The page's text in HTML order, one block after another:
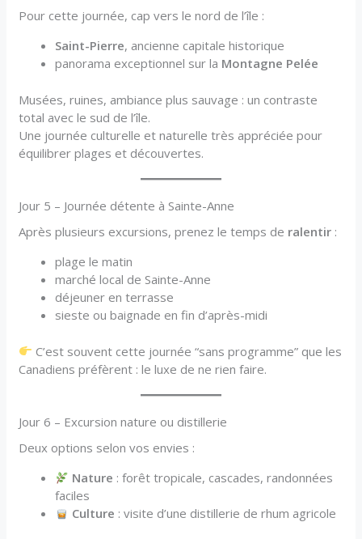
Pour cette journée, cap vers le nord de l’île :
Saint-Pierre, ancienne capitale historique
panorama exceptionnel sur la Montagne Pelée
Musées, ruines, ambiance plus sauvage : un contraste
total avec le sud de l’île.
Une journée culturelle et naturelle très appréciée pour
équilibrer plages et découvertes.
Jour 5 – Journée détente à Sainte-Anne
Après plusieurs excursions, prenez le temps de ralentir :
plage le matin
marché local de Sainte-Anne
déjeuner en terrasse
sieste ou baignade en fin d’après-midi
C’est souvent cette journée “sans programme” que les
Canadiens préfèrent : le luxe de ne rien faire.
Jour 6 – Excursion nature ou distillerie
Deux options selon vos envies :
Nature : forêt tropicale, cascades, randonnées
faciles
Culture : visite d’une distillerie de rhum agricole